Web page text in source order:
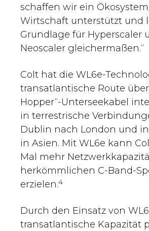
schaffen wir ein
Wirtschaft unterstützt und
Grundlage für Hyperscaler
Neoscaler gleichermaßen.“
Colt hat die WL6e-
transatlantische Route über
Hopper“-Unterseekabel
in terrestrische
Dublin nach London und
in Asien. Mit WL6e kann
Mal mehr
herkömmlichen C-Band-
erzielen.4
Durch den Einsatz von
transatlantische Kapazität